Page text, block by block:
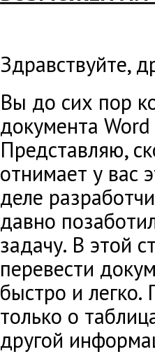
Здравствуйте,
Вы до сих пор
документа
Представляю,
отнимает у вас
деле
давно
задачу. В этой
перевести
быстро и
только о
другой